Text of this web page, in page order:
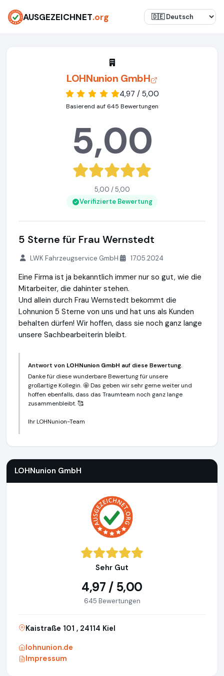
AUSGEZEICHNET.org
LOHNunion GmbH
4,97 / 5,00
Basierend auf 645 Bewertungen
5,00
5,00 / 5,00
Verifizierte Bewertung
5 Sterne für Frau Wernstedt
LWK Fahrzeugservice GmbH 17.05.2024
Eine Firma ist ja bekanntlich immer nur so gut, wie die
Mitarbeiter, die dahinter stehen.
Und allein durch Frau Wernstedt bekommt die
Lohnunion 5 Sterne von uns und hat uns als Kunden
behalten dürfen! Wir hoffen, dass sie noch ganz lange
unsere Sachbearbeiterin bleibt.
Antwort von LOHNunion GmbH auf diese Bewertung.
Danke für diese wunderbare Bewertung für unsere
großartige Kollegin. 🤩 Das geben wir sehr gerne weiter und
hoffen ebenfalls, dass das Traumteam noch ganz lange
zusammenbleibt. 🥰
Ihr LOHNunion-Team
LOHNunion GmbH
Sehr Gut
4,97 / 5,00
645 Bewertungen
Kaistraße 101 , 24114 Kiel
lohnunion.de
Impressum